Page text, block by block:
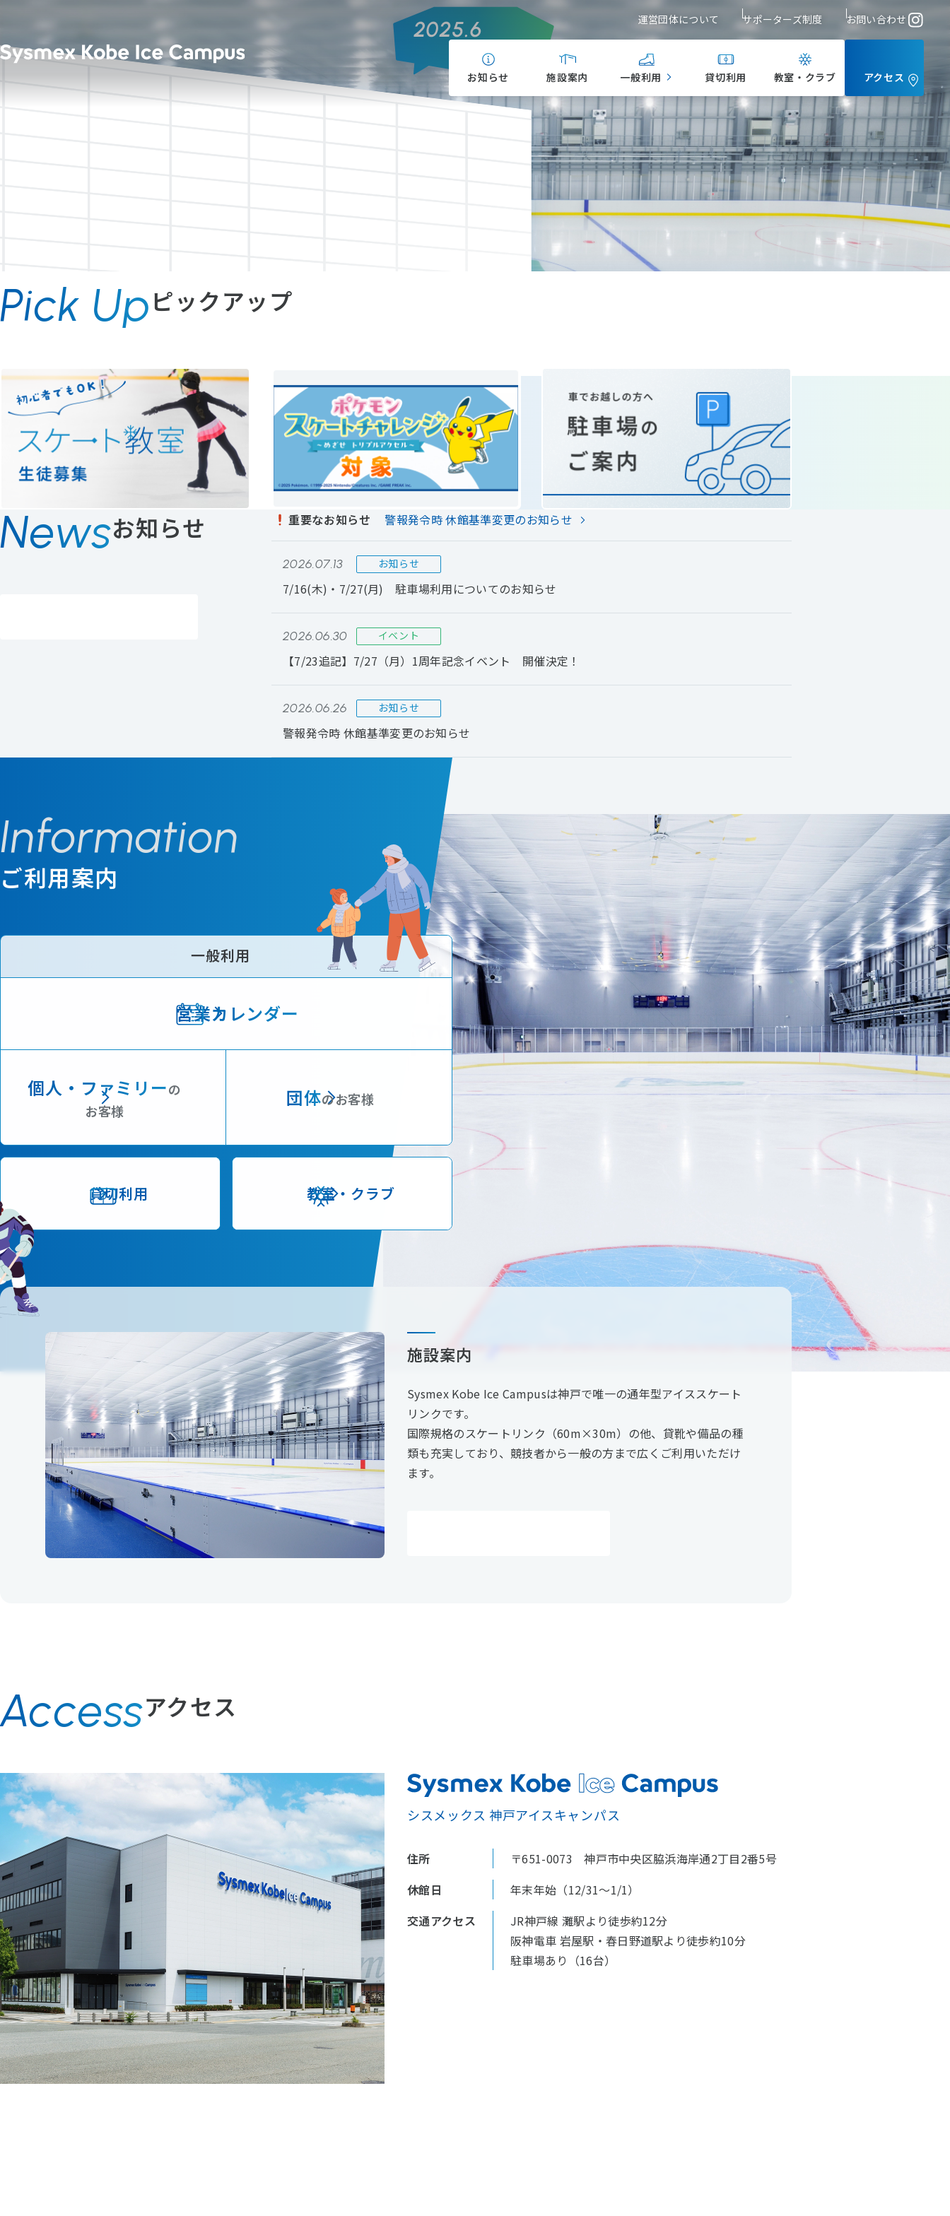
お知らせ 施設案内 一般利用 貸切利用 教室・クラブ アクセス
運営団体について サポーターズ制度 お問い合わせ
神戸でここだけ、
シスメックス 神戸アイスキャンパス
Pick Upピックアップ
Newsお知らせ 重要なお知らせ 警報発令時 休館基準変更のお知らせ
2026.07.13 お知らせ
7/16(木)・7/27(月) 駐車場利用についてのお知らせ
2026.06.30 イベント
【7/23追記】7/27（月）1周年記念イベント 開催決定！
2026.06.26 お知らせ
警報発令時 休館基準変更のお知らせ
Information
ご利用案内
一般利用
営業カレンダー
個人・ファミリーの
お客様
団体のお客様
貸切利用 教室・クラブ
施設案内
Sysmex Kobe Ice Campusは神戸で唯一の通年型アイススケート
リンクです。
国際規格のスケートリンク（60m×30m）の他、貸靴や備品の種
類も充実しており、競技者から一般の方まで広くご利用いただけ
ます。
Accessアクセス
シスメックス 神戸アイスキャンパス
住所
〒651-0073 神戸市中央区脇浜海岸通2丁目2番5号
休館日
年末年始（12/31〜1/1）
交通アクセス
JR神戸線 灘駅より徒歩約12分
阪神電車 岩屋駅・春日野道駅より徒歩約10分
駐車場あり（16台）